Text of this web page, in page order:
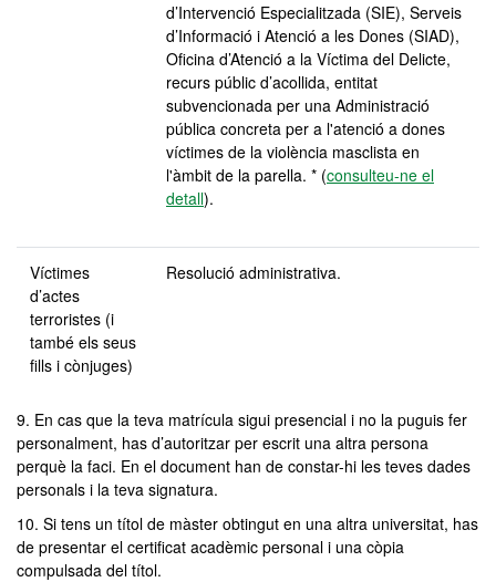
d’Intervenció Especialitzada (SIE), Serveis
d’Informació i Atenció a les Dones (SIAD),
Oficina d’Atenció a la Víctima del Delicte,
recurs públic d’acollida, entitat
subvencionada per una Administració
pública concreta per a l'atenció a dones
víctimes de la violència masclista en
l'àmbit de la parella. * (consulteu-ne el
detall).
Víctimes
d’actes
terroristes (i
també els seus
fills i cònjuges)
Resolució administrativa.
9. En cas que la teva matrícula sigui presencial i no la puguis fer
personalment, has d’autoritzar per escrit una altra persona
perquè la faci. En el document han de constar-hi les teves dades
personals i la teva signatura.
10. Si tens un títol de màster obtingut en una altra universitat, has
de presentar el certificat acadèmic personal i una còpia
compulsada del títol.